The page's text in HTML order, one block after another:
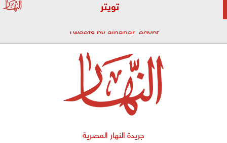
تويتر
Tweets by alnahar_egypt
جريدة النهار المصرية